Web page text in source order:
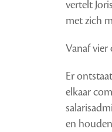
vertelt
met zich
Vanaf vier
Er
elkaar
en